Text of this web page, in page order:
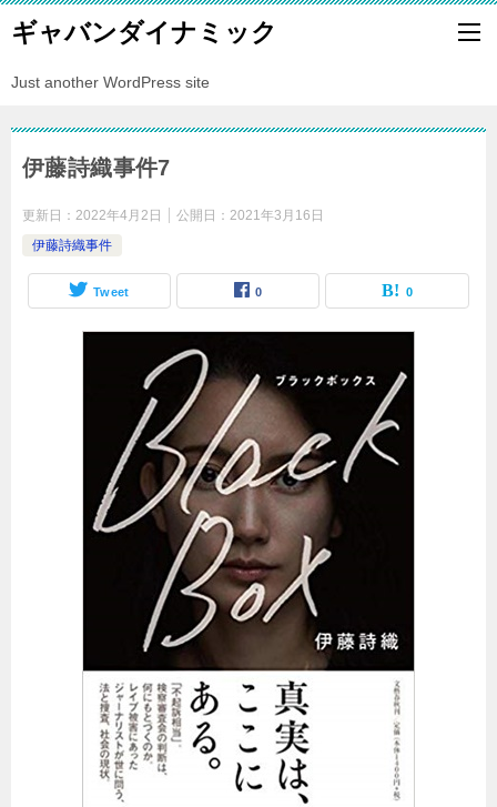
ギャバンダイナミック
Just another WordPress site
伊藤詩織事件7
更新日： 2022年4月2日 公開日： 2021年3月16日
伊藤詩織事件
Tweet 0 0